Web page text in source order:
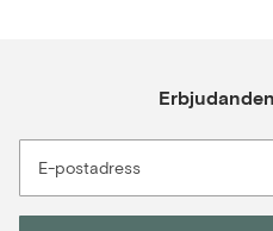
E-postadress